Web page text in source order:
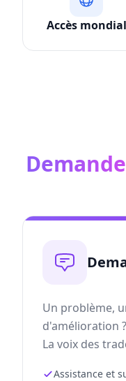
Accès mondial
Un problème,
d'amélioration ?
La voix des
Assistance et